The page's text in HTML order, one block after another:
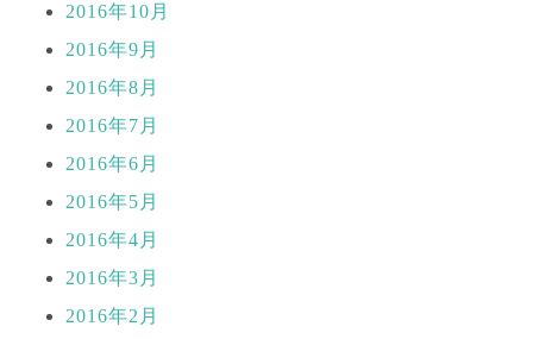
2016年10月
2016年9月
2016年8月
2016年7月
2016年6月
2016年5月
2016年4月
2016年3月
2016年2月